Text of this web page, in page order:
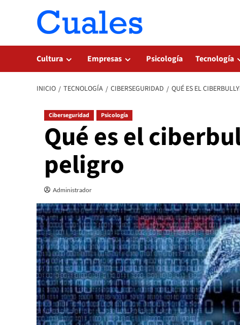
Cultura Empresas Psicología Tecnología
INICIO TECNOLOGÍA CIBERSEGURIDAD QUÉ ES EL
Ciberseguridad Psicología
Qué es el
peligro
Administrador